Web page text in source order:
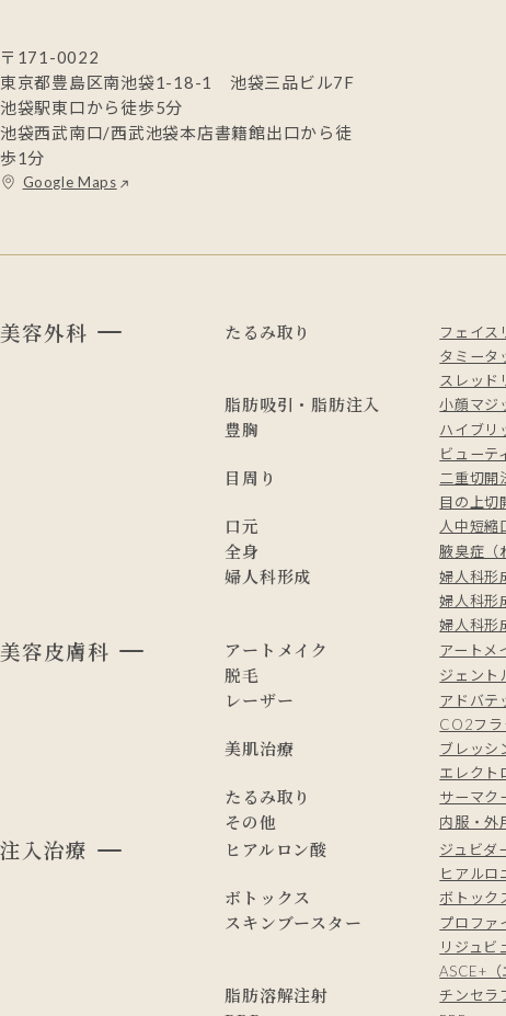
〒171-0022
東京都豊島区南池袋1-18-1 池袋三品ビル7F
池袋駅東口から徒歩5分
池袋西武南口/西武池袋本店書籍館出口から徒
歩1分
Google Maps
美容外科 たるみ取り フェイス
タミータ
スレッド
脂肪吸引・脂肪注入 小顔マジ
豊胸 ハイブリ
ビューテ
目周り 二重切開
目の上切
口元 人中短縮
全身 腋臭症（
婦人科形成 婦人科形
婦人科形
婦人科形
美容皮膚科 アートメイク アートメ
脱毛 ジェント
レーザー アドバテ
CO2フラ
美肌治療 ブレッシ
エレクト
たるみ取り サーマク
その他 内服・外
注入治療 ヒアルロン酸 ジュビダ
ヒアル
ボトックス ボトック
スキンブースター プロファ
リジュ
ASCE+（
脂肪溶解注射 チンセラ